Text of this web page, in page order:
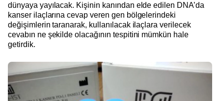
dünyaya yayılacak. Kişinin kanından elde edilen DNA’da
kanser ilaçlarına cevap veren gen bölgelerindeki
değişimlerin taranarak, kullanılacak ilaçlara verilecek
cevabın ne şekilde olacağının tespitini mümkün hale
getirdik.